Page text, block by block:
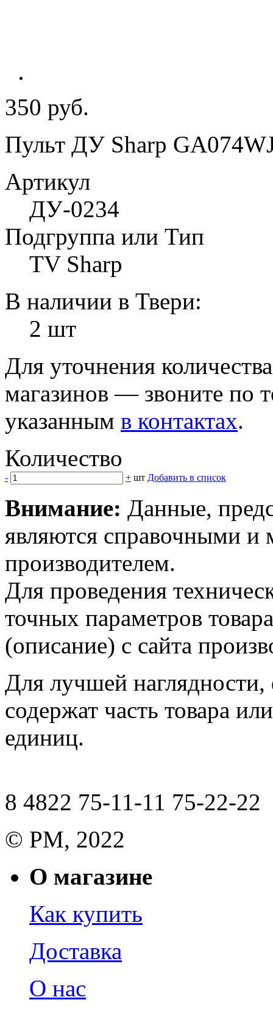
350 руб.
Пульт ДУ Sharp
Артикул
ДУ-0234
Подгруппа или Тип
TV Sharp
В наличии в Твери:
2 шт
Для уточнения
магазинов — звоните по
указанным в контактах.
Количество
- + шт Добавить в список
Внимание: Данные,
являются справочными и
производителем.
Для проведения
точных параметров
(описание) с сайта
Для лучшей наглядности,
содержат часть товара
единиц.
8 4822 75-11-11 75-22-22
© РМ, 2022
О магазине
Как купить
Доставка
О нас